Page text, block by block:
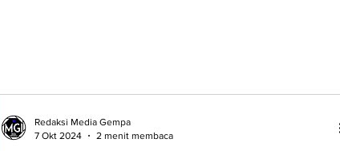
Redaksi Media Gempa
7 Okt 2024
2 menit membaca